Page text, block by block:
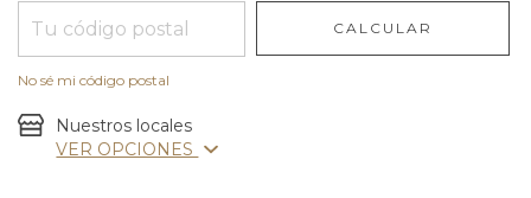
CALCULAR
No sé mi código postal
Nuestros locales
VER OPCIONES